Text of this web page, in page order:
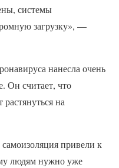
системы
загрузку», —
нанесла очень
Он считает, что
растянуться на
привели к
людям нужно уже